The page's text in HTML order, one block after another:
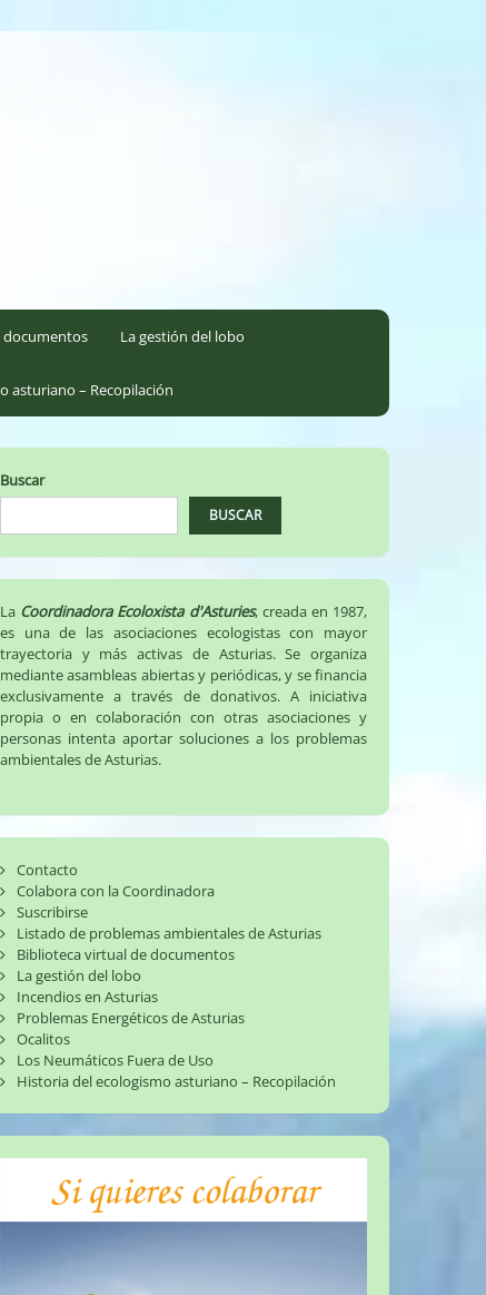
documentos La gestión del lobo
asturiano – Recopilación
Buscar
BUSCAR
La Coordinadora Ecoloxista d'Asturies, creada en 1987,
es una de las asociaciones ecologistas con mayor
trayectoria y más activas de Asturias. Se organiza
mediante asambleas abiertas y periódicas, y se financia
exclusivamente a través de donativos. A iniciativa
propia o en colaboración con otras asociaciones y
personas intenta aportar soluciones a los problemas
ambientales de Asturias.
Contacto
Colabora con la Coordinadora
Suscribirse
Listado de problemas ambientales de Asturias
Biblioteca virtual de documentos
La gestión del lobo
Incendios en Asturias
Problemas Energéticos de Asturias
Ocalitos
Los Neumáticos Fuera de Uso
Historia del ecologismo asturiano – Recopilación